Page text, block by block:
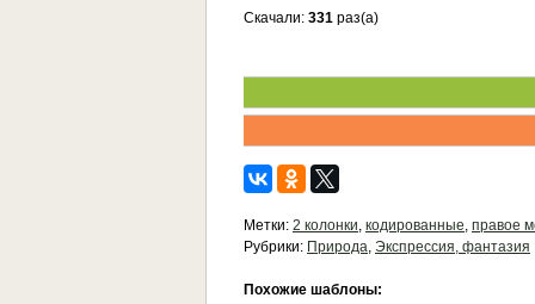
Скачали: 331 раз(а)
Метки: 2 колонки, кодированные, правое
Рубрики: Природа, Экспрессия, фантазия
Похожие шаблоны: